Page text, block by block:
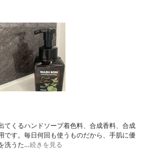
てくるハンドソープ着色料、合成香料、合成
です。毎日何回も使うものだから、手肌に優
洗うた…続きを見る